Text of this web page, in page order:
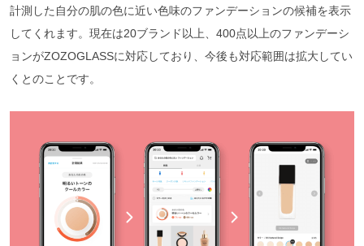
計測した自分の肌の色に近い色味のファンデーションの候補を表示
してくれます。現在は20ブランド以上、400点以上のファンデーシ
ョンがZOZOGLASSに対応しており、今後も対応範囲は拡大してい
くとのことです。